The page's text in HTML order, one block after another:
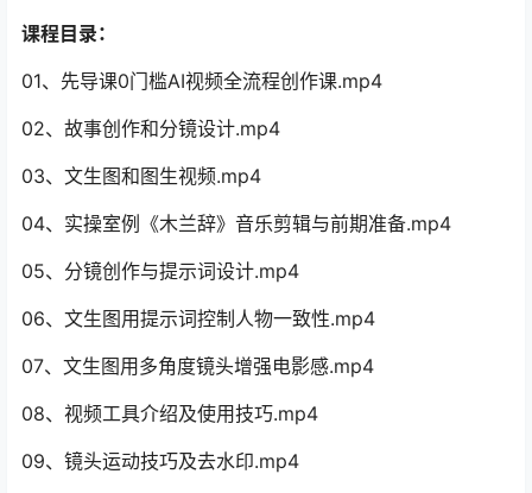
课程目录：
01、先导课0门槛AI视频全流程创作课.mp4
02、故事创作和分镜设计.mp4
03、文生图和图生视频.mp4
04、实操室例《木兰辞》音乐剪辑与前期准备.mp4
05、分镜创作与提示词设计.mp4
06、文生图用提示词控制人物一致性.mp4
07、文生图用多角度镜头增强电影感.mp4
08、视频工具介绍及使用技巧.mp4
09、镜头运动技巧及去水印.mp4